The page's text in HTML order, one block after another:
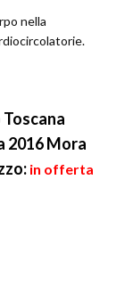
nella
2016 Mora
in offerta